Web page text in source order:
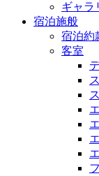
ギャラ
宿泊施般
宿泊約
客室